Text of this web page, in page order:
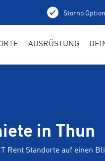
Storno Option
AUSRÜSTUNG
in Thun
Rent Standorte auf einen